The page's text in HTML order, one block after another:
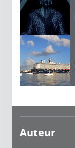
Auteur